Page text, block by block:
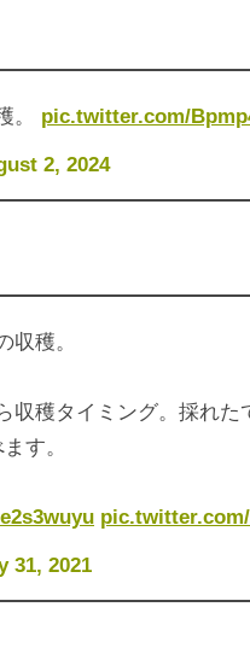
。 pic.twitter.com/
2, 2024
収穫。
収穫タイミング。採れた
す。
31, 2021